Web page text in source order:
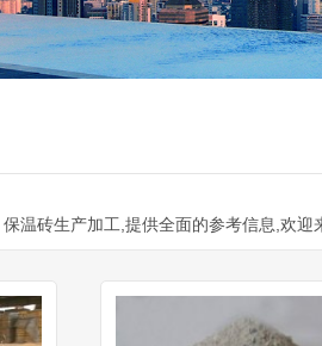
温砖生产加工,提供全面的参考信息,欢